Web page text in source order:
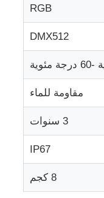
RGB
DMX512
مقاومة للماء
3 سنوات
IP67
8 كجم